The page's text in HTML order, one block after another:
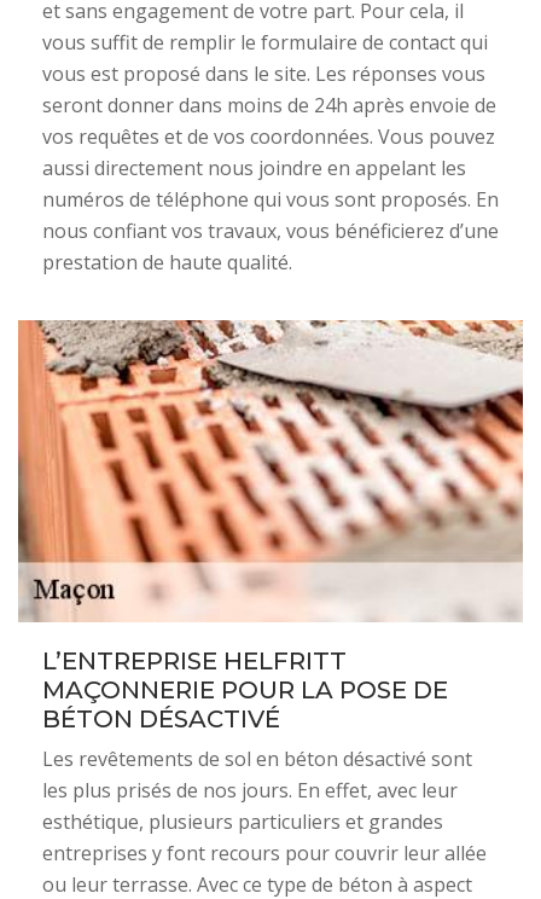
et sans engagement de votre part. Pour cela, il
vous suffit de remplir le formulaire de contact qui
vous est proposé dans le site. Les réponses vous
seront donner dans moins de 24h après envoie de
vos requêtes et de vos coordonnées. Vous pouvez
aussi directement nous joindre en appelant les
numéros de téléphone qui vous sont proposés. En
nous confiant vos travaux, vous bénéficierez d’une
prestation de haute qualité.
L’ENTREPRISE HELFRITT
MAÇONNERIE POUR LA POSE DE
BÉTON DÉSACTIVÉ
Les revêtements de sol en béton désactivé sont
les plus prisés de nos jours. En effet, avec leur
esthétique, plusieurs particuliers et grandes
entreprises y font recours pour couvrir leur allée
ou leur terrasse. Avec ce type de béton à aspect